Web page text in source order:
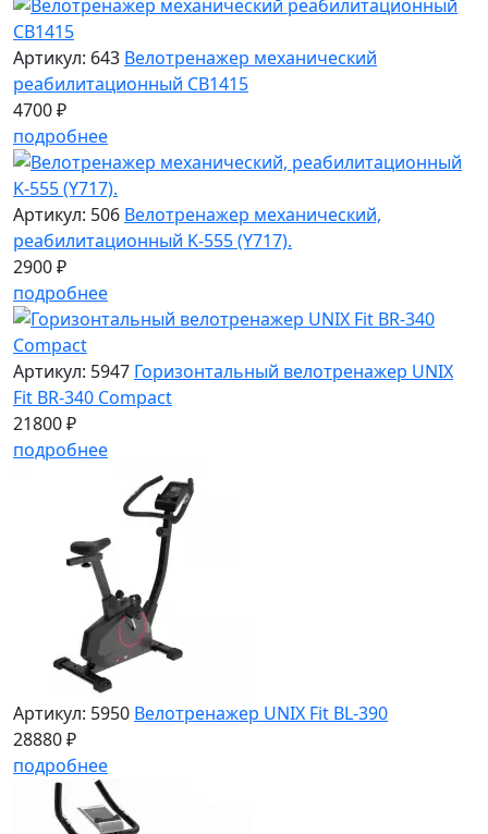
Артикул: 643 Велотренажер механический
реабилитационный CB1415
4700 ₽
подробнее
Артикул: 506 Велотренажер механический,
реабилитационный K-555 (Y717).
2900 ₽
подробнее
Артикул: 5947 Горизонтальный велотренажер UNIX
Fit BR-340 Compact
21800 ₽
подробнее
Артикул: 5950 Велотренажер UNIX Fit BL-390
28880 ₽
подробнее